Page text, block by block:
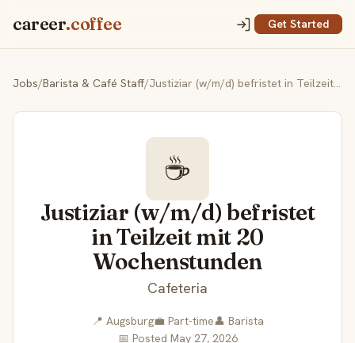
career.coffee Get Started
Jobs/Barista & Café Staff/ Justiziar (w/m/d) befristet in Teilzeit mit 20 Wochenstunden
☕
Justiziar (w/m/d) befristet
in Teilzeit mit 20
Wochenstunden
Cafeteria
📍 Augsburg💼 Part-time👤 Barista
📅 Posted May 27, 2026